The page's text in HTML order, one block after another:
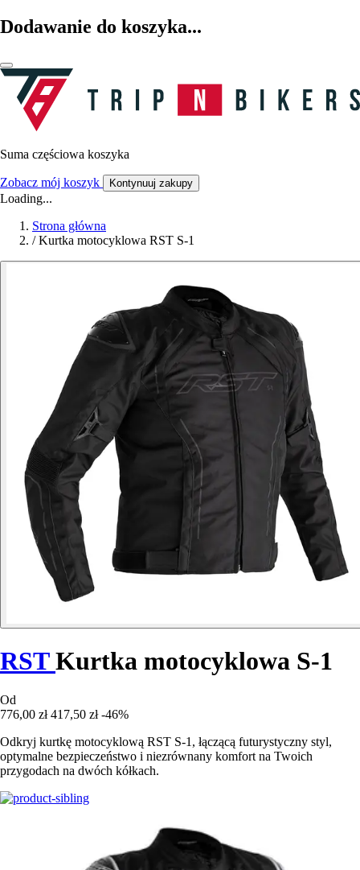
Dodawanie do koszyka...
Suma częściowa koszyka
Zobacz mój koszyk Kontynuuj zakupy
Loading...
Strona główna
/ Kurtka motocyklowa RST S-1
RSTKurtka motocyklowa S-1
Od
776,00 zł 417,50 zł -46%
Odkryj kurtkę motocyklową RST S-1, łączącą futurystyczny styl,
optymalne bezpieczeństwo i niezrównany komfort na Twoich
przygodach na dwóch kółkach.